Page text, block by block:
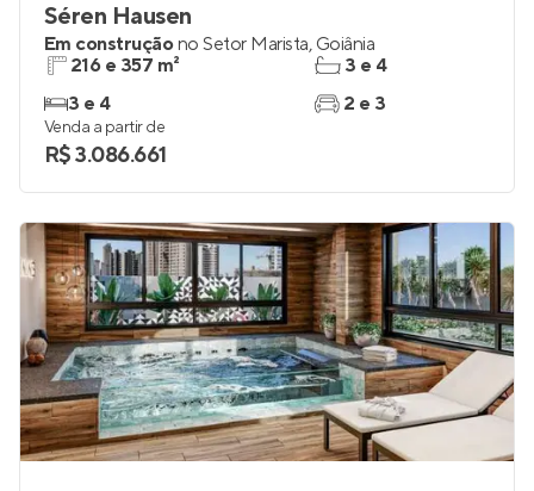
Séren Hausen
Em construçãono Setor Marista, Goiânia
216 e 357 m²
3 e 4
3 e 4
2 e 3
Venda a partir de
R$ 3.086.661